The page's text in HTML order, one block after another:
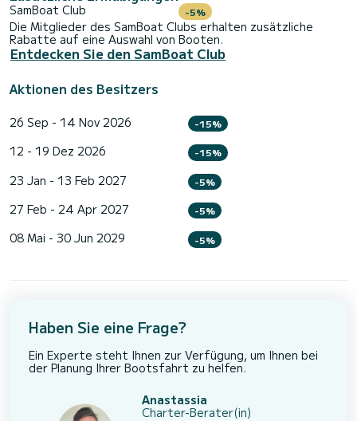
SamBoat Club -5%
Die Mitglieder des SamBoat Clubs erhalten zusätzliche
Rabatte auf eine Auswahl von Booten.
Entdecken Sie den SamBoat Club
Aktionen des Besitzers
26 Sep - 14 Nov 2026 -15%
12 - 19 Dez 2026 -15%
23 Jan - 13 Feb 2027 -5%
27 Feb - 24 Apr 2027 -5%
08 Mai - 30 Jun 2029 -5%
Haben Sie eine Frage?
Ein Experte steht Ihnen zur Verfügung, um Ihnen bei
der Planung Ihrer Bootsfahrt zu helfen.
Anastassia
Charter-Berater(in)